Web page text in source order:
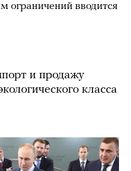
ограничений вводится
и продажу
класса